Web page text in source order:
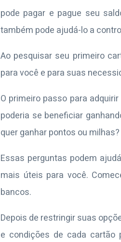
pode pagar e pague seu
também pode ajudá-lo a
Ao pesquisar seu primeiro
para você e para suas
O primeiro passo para
poderia se beneficiar
quer ganhar pontos ou
Essas perguntas podem
mais úteis para você.
bancos.
Depois de restringir suas
e condições de cada cartão